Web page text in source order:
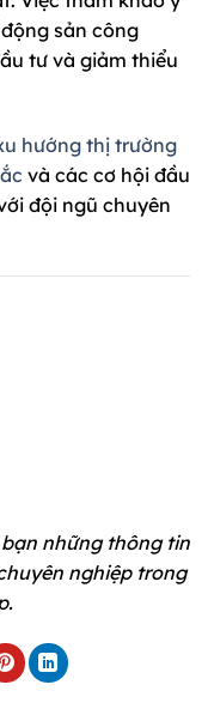
sản công
tư và giảm thiểu
hướng thị trường
và các cơ hội đầu
đội ngũ chuyên
những thông tin
nghiệp trong